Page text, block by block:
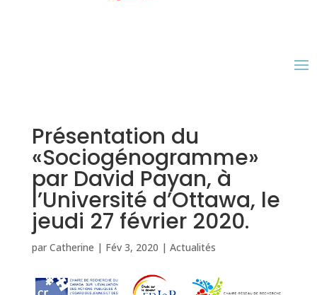
Présentation du
«Sociogénogramme»
par David Payan, à
l’Université d’Ottawa, le
jeudi 27 février 2020.
par Catherine | Fév 3, 2020 | Actualités